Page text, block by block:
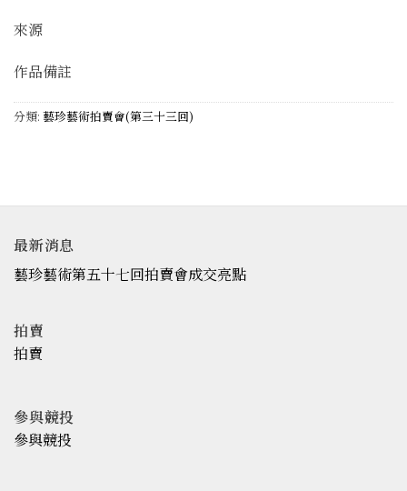
來源
作品備註
分類: 藝珍藝術拍賣會(第三十三回)
最新消息
藝珍藝術第五十七回拍賣會成交亮點
拍賣
拍賣
參與競投
參與競投